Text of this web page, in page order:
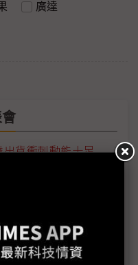
廣達
貨衝刺動能十足
品應戰
與Mac